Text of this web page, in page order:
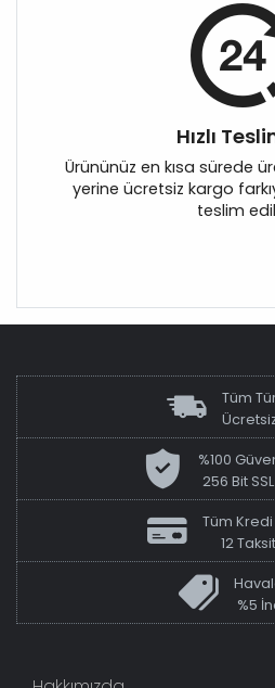
Hızlı
Ürününüz en kısa sürede
yerine ücretsiz kargo
teslim
Tüm
%100
256 Bit
Tüm
12
%5